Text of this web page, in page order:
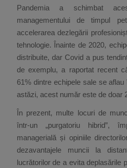
Pandemia a schimbat
managementului de timpul
accelerarea dezlegării
tehnologie. Înainte de 2020,
distribuite, dar Covid a pus
de exemplu, a raportat recent
61% dintre echipele sale se
astăzi, acest număr este de doar
În prezent, multe locuri de
într-un „purgatoriu hibrid”,
managerială și opiniile
dezavantajele muncii la
lucrătorilor de a evita deplasările